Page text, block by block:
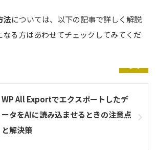
法については、以下の記事で詳しく解説
なる方はあわせてチェックしてみてくだ
WP All Exportでエクスポートしたデ
ータをAIに読み込ませるときの注意点
と解決策